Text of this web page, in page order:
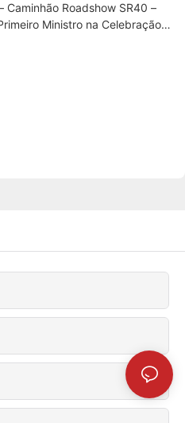
Caminhão Roadshow SR40 –
Ministro na Celebração